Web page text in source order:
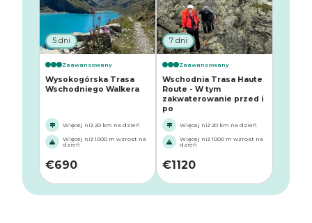
5 dni
Zaawansowany
Wysokogórska Trasa
Wschodniego Walkera
Więcej niż 20 km na dzień
Więcej niż 1000 m wzrost na
dzień
€690
7 dni
Zaawansowany
Wschodnia Trasa Haute
Route - W tym
zakwaterowanie przed i
po
Więcej niż 20 km na dzień
Więcej niż 1000 m wzrost na
dzień
€1120